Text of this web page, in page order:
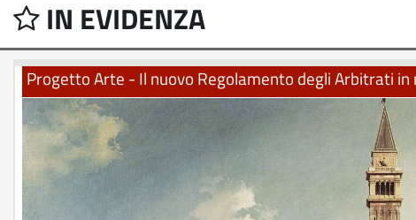
IN EVIDENZA
Progetto Arte - Il nuovo Regolamento degli Arbitrati